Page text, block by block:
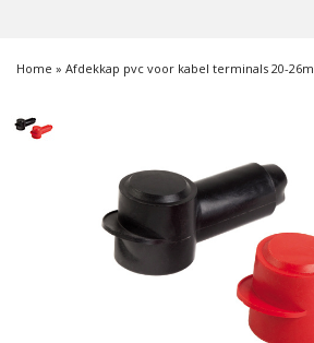
Home » Afdekkap pvc voor kabel terminals 20-